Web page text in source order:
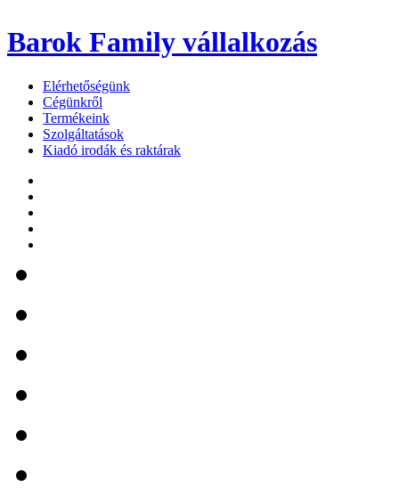
Barok Family vállalkozás
Elérhetőségünk
Cégünkről
Termékeink
Szolgáltatások
Kiadó irodák és raktárak